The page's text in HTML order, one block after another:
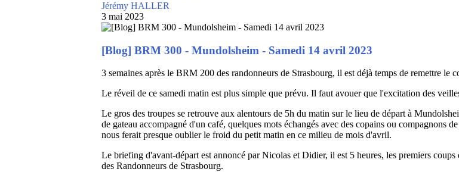
Jérémy HALLER
3 mai 2023
[Blog] BRM 300 - Mundolsheim - Samedi 14 avril 2023
3 semaines après le BRM 200 des randonneurs de Strasbourg, il est déjà temps de remettre le
Le réveil de ce samedi matin est plus simple que prévu. Il faut avouer que l'excitation des
Le gros des troupes se retrouve aux alentours de 5h du matin sur le lieu de départ à
de gateau accompagné d'un café, quelques mots échangés avec des copains ou compagnons
nous ferait presque oublier le froid du petit matin en ce milieu de mois d'avril.
Le briefing d'avant-départ est annoncé par Nicolas et Didier, il est 5 heures, les premiers
des Randonneurs de Strasbourg.